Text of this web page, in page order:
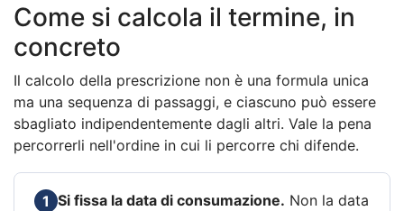
Come si calcola il termine, in
concreto
Il calcolo della prescrizione non è una formula unica
ma una sequenza di passaggi, e ciascuno può essere
sbagliato indipendentemente dagli altri. Vale la pena
percorrerli nell'ordine in cui li percorre chi difende.
1 Si fissa la data di consumazione. Non la data